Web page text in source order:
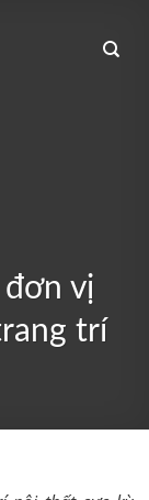
đơn vị
trí